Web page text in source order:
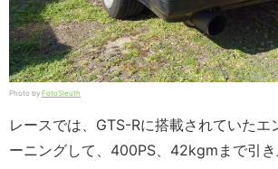
Photo by FotoSleuth
レースでは、GTS-Rに搭載されていたエ
ーニングして、400PS、42kgmまで引き